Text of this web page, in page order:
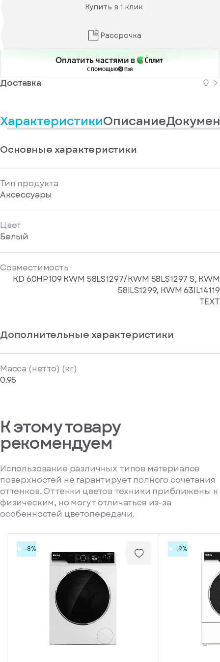
информационныеКупить в 1 клик
Рассрочка
Оплатить частями в
с помощью
Доставка
ХарактеристикиОписание
Основные характеристики
Тип продукта
Аксессуары
Цвет
Белый
Совместимость
KD 60HP109 KWM 58LS1297/KWM 58LS1297 S, KWM
58ILS1299, KWM 63IL14119
TEXT
Дополнительные характеристики
Масса (нетто) (кг)
0.95
К этому товару
рекомендуем
Использование различных типов материалов
поверхностей не гарантирует полного сочетания
оттенков. Оттенки цветов техники приближены к
физическим, но могут отличаться из-за
особенностей цветопередачи.
-8% -9%